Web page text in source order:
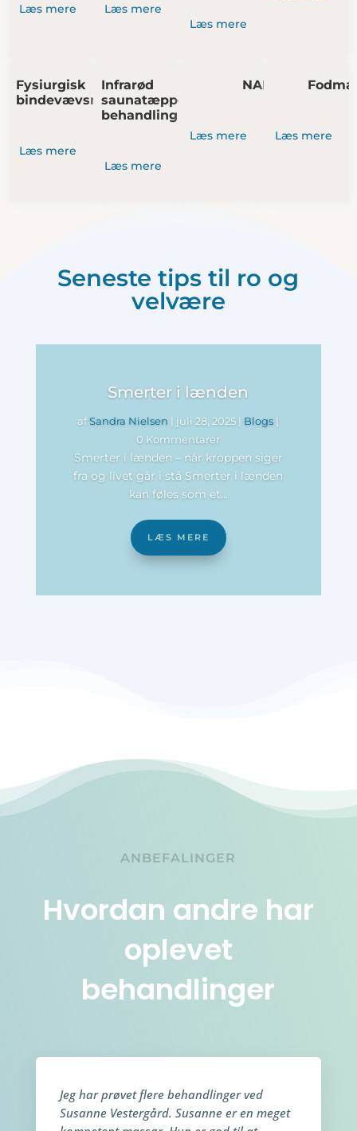
Læs mere Læs mere
Læs mere
Fysiurgisk
bindevævsmassage
Læs mere
Infrarød
saunatæppe
behandling
Læs mere
NADA
Læs mere Læs mere
Seneste tips til ro og
velvære
Smerter i lænden
afSandra Nielsen | juli 28, 2025 | Blogs |
0 Kommentarer
Smerter i lænden – når kroppen siger
fra og livet går i stå Smerter i lænden
kan føles som et...
LÆS MERE
ANBEFALINGER
Hvordan andre har
oplevet
behandlinger
Jeg har prøvet flere behandlinger ved
Susanne Vestergård. Susanne er en meget